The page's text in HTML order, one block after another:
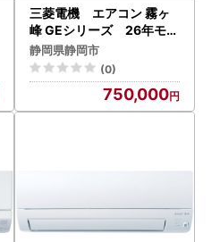
三菱電機 エアコン 霧ヶ
峰 GEシリーズ 26年モデ
ル MSZ-GE2526-W （
8畳用/100V/ピュアホワイ
ト） 【標準設置工事付】
【配送不可：沖縄・離島】
静岡県静岡市
(0)
750,000